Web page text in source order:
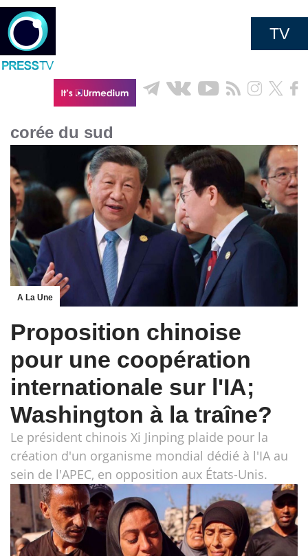
TV
corée du sud
A La Une
Proposition chinoise
pour une coopération
internationale sur l'IA;
Washington à la traîne?
Le président chinois Xi Jinping plaide pour la
création d'un organisme mondial dédié à l'IA au
sein de l'APEC, en opposition aux États-Unis.